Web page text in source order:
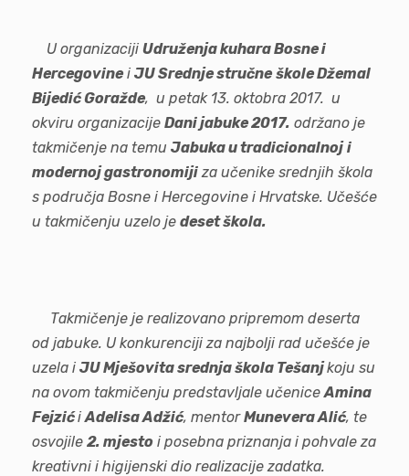
U organizaciji Udruženja kuhara Bosne i
Hercegovinei JU Srednje stručne škole Džemal
Bijedić Goražde, u petak 13. oktobra 2017. u
okviru organizacije Dani jabuke 2017. održano je
takmičenje na temu Jabuka u tradicionalnoj i
modernoj gastronomijiza učenike srednjih škola
s područja Bosne i Hercegovine i Hrvatske. Učešće
u takmičenju uzelo je deset škola.
Takmičenje je realizovano pripremom deserta
od jabuke. U konkurenciji za najbolji rad učešće je
uzela i JU Mješovita srednja škola Tešanjkoju su
na ovom takmičenju predstavljale učeniceAmina
FejzićiAdelisa Adžić, mentorMunevera Alić, te
osvojile 2. mjesto i posebna priznanja i pohvale za
kreativni i higijenski dio realizacije zadatka.